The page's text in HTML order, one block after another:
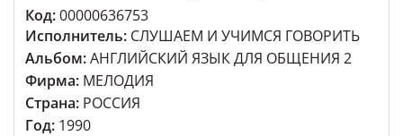
Код:00000636753
Исполнитель: СЛУШАЕМ И УЧИМСЯ ГОВОРИТЬ
Альбом:АНГЛИЙСКИЙ ЯЗЫК ДЛЯ ОБЩЕНИЯ 2
Фирма: МЕЛОДИЯ
Страна: РОССИЯ
Год: 1990